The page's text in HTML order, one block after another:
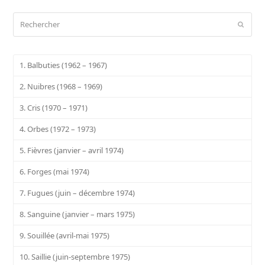
1. Balbuties (1962 – 1967)
2. Nuibres (1968 – 1969)
3. Cris (1970 – 1971)
4. Orbes (1972 – 1973)
5. Fièvres (janvier – avril 1974)
6. Forges (mai 1974)
7. Fugues (juin – décembre 1974)
8. Sanguine (janvier – mars 1975)
9. Souillée (avril-mai 1975)
10. Saillie (juin-septembre 1975)